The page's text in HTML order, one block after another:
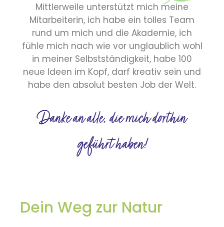
Mittlerweile unterstützt mich meine
Mitarbeiterin, ich habe ein tolles Team
rund um mich und die Akademie, ich
fühle mich nach wie vor unglaublich wohl
in meiner Selbstständigkeit, habe 100
neue Ideen im Kopf, darf kreativ sein und
habe den absolut besten Job der Welt.
Danke an alle, die mich dorthin
geführt haben!
Dein Weg zur Natur